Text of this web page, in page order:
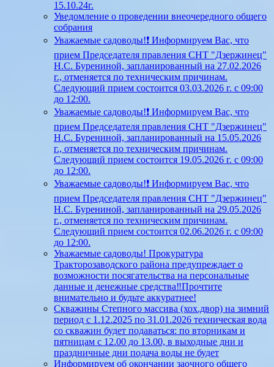
15.10.24г.
Уведомление о проведении внеочередного общего
собрания
Уважаемые садоводы!❗ Информируем Вас, что
прием Председателя правления СНТ "Дзержинец"
Н.С. Бурениной, запланированный на 27.02.2026
г., отменяется по техническим причинам.
Следующий прием состоится 03.03.2026 г. с 09:00
до 12:00.
Уважаемые садоводы!❗ Информируем Вас, что
прием Председателя правления СНТ "Дзержинец"
Н.С. Бурениной, запланированный на 15.05.2026
г., отменяется по техническим причинам.
Следующий прием состоится 19.05.2026 г. с 09:00
до 12:00.
Уважаемые садоводы!❗ Информируем Вас, что
прием Председателя правления СНТ "Дзержинец"
Н.С. Бурениной, запланированный на 29.05.2026
г., отменяется по техническим причинам.
Следующий прием состоится 02.06.2026 г. с 09:00
до 12:00.
Уважаемые садоводы! Прокуратура
Тракторозаводского района предупреждает о
возможности посягательства на персональные
данные и денежные средства‼️Прочтите
внимательно и будьте аккуратнее!
Скважины Степного массива (хох.двор) на зимний
период с 1.12.2025 по 31.01.2026 техническая вода
со скважин будет подаваться: по вторникам и
пятницам с 12.00 до 13.00, в выходные дни и
праздничные дни подача воды не будет
Информируем об окончании заочного общего